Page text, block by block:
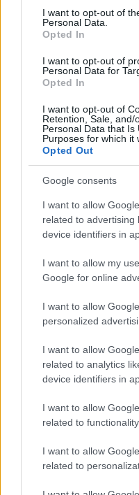
consent section.
I want to opt-out of
Personal Data.
Opted In
I want to opt-out of
Personal Data for
Opted In
I want to opt-out of
Retention, Sale, and/
Personal Data that Is
Purposes for which it
Opted Out
Google consents
I want to allow
related to advertising
device identifiers in
I want to allow my
Google for online
I want to allow
personalized
I want to allow
related to analytics
device identifiers in
I want to allow
related to
I want to allow
related to
Τέλος, ο κ.
ομόφωνη απόφαση
οποία επιβεβαίωσε
πορεία, τον στόχο